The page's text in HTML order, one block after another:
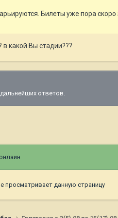
Билеты уже пора
в какой Вы стадии???
ответов.
просматривает данную страницу